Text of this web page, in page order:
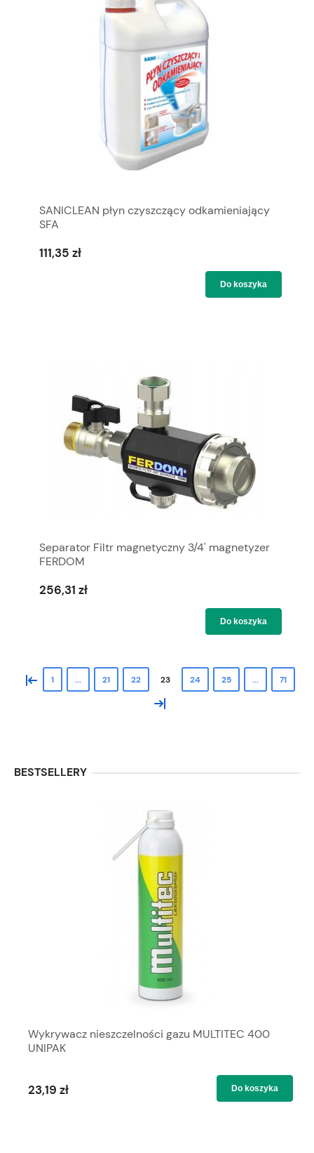
SANICLEAN płyn czyszczący odkamieniający
SFA
111,35 zł
Do koszyka
Separator Filtr magnetyczny 3/4' magnetyzer
FERDOM
256,31 zł
Do koszyka
« 1 ... 21 22 23 24 25 ... 71
»
BESTSELLERY
Wykrywacz nieszczelności gazu MULTITEC 400
UNIPAK
23,19 zł Do koszyka